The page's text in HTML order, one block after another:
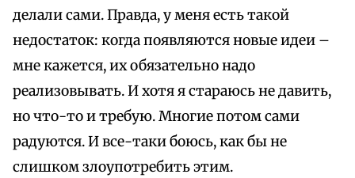
делали сами. Правда, у меня есть такой
недостаток: когда появляются новые идеи –
мне кажется, их обязательно надо
реализовывать. И хотя я стараюсь не давить,
но что-то и требую. Многие потом сами
радуются. И все-таки боюсь, как бы не
слишком злоупотребить этим.